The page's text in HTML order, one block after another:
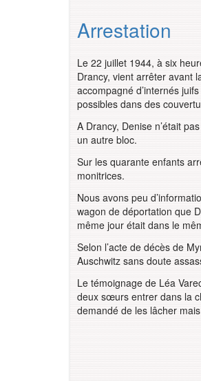
Arrestation
Le 22 juillet 1944, à six
Drancy, vient arrêter avant
accompagné d’internés
possibles dans des
A Drancy, Denise n’était
un autre bloc.
Sur les quarante enfants
monitrices.
Nous avons peu
wagon de déportation que
même jour était dans le
Selon l’acte de décès de
Auschwitz sans doute
Le témoignage de Léa
deux sœurs entrer dans la
demandé de les lâcher